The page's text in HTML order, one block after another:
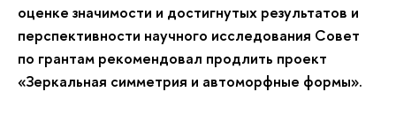
оценке значимости и достигнутых результатов и
перспективности научного исследования Совет
по грантам рекомендовал продлить проект
«Зеркальная симметрия и автоморфные формы».